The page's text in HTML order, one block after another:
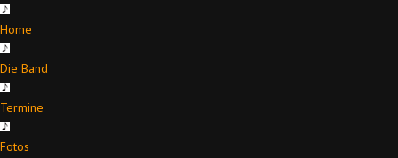
Home
Die Band
Termine
Fotos